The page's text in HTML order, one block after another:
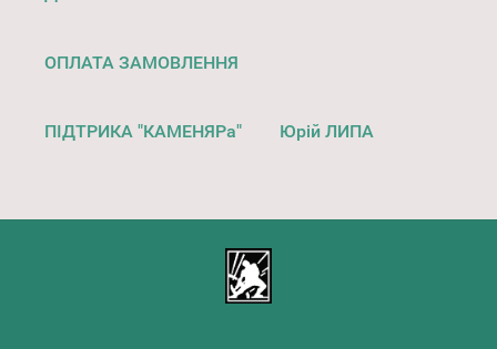
ОПЛАТА ЗАМОВЛЕННЯ
ПІДТРИКА "КАМЕНЯРа" Юрій ЛИПА